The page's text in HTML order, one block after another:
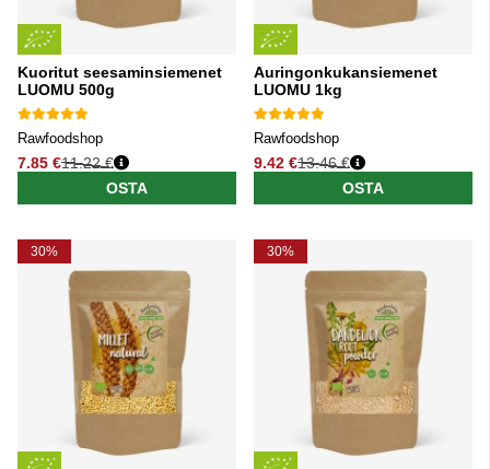
Kuoritut seesaminsiemenet
LUOMU 500g
Rawfoodshop
7.85 €
Normaali hinta
11.22 €
OSTA
Auringonkukansiemenet
LUOMU 1kg
Rawfoodshop
9.42 €
Normaali hinta
13.46 €
OSTA
30% 30%